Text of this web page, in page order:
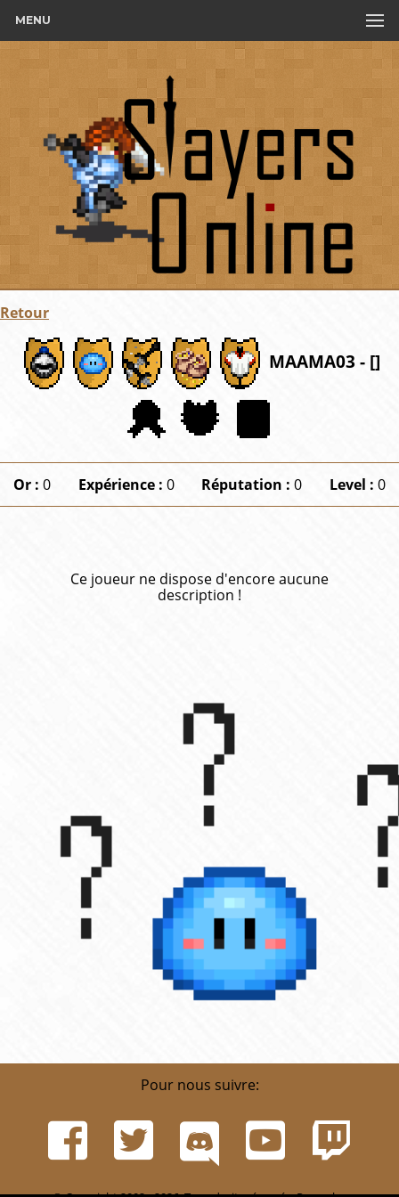
MENU
Retour
MAAMA03 - []
Or :0 Expérience : 0 Réputation :0 Level : 0
Ce joueur ne dispose d'encore aucune
description !
Pour nous suivre: